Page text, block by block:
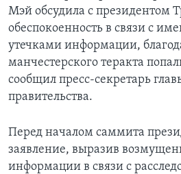
Мэй обсудила с президентом
обеспокоенность в связи с
утечками информации,
манчестерского теракта
сообщил пресс-секретарь
правительства.
Перед началом саммита
заявление, выразив
информации в связи с